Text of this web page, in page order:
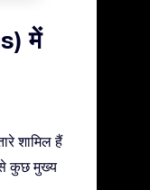
में
शामिल हैं
कुछ मुख्य